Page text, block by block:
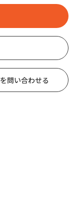
問い合わせる